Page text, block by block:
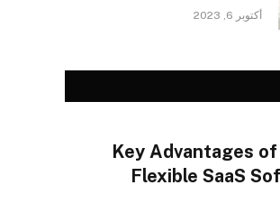
أكتوبر 6, 2023
Key Advantages
Flexible SaaS